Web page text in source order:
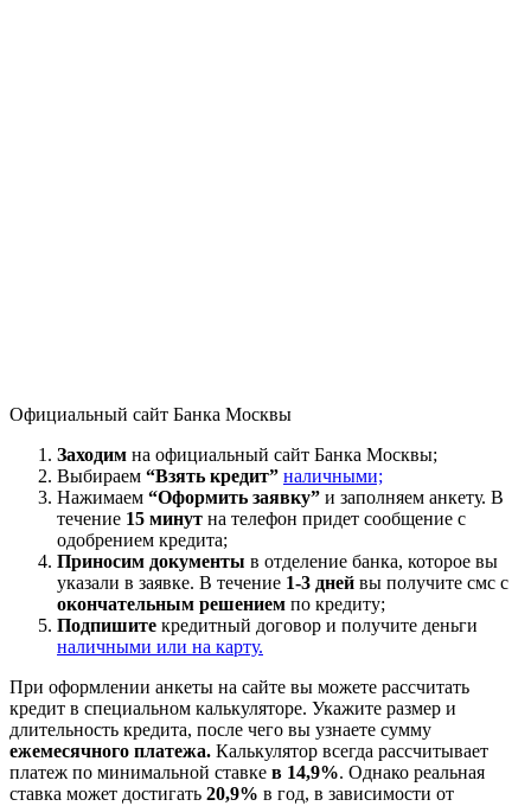
Официальный сайт Банка Москвы
Заходим на официальный сайт Банка Москвы;
Выбираем “Взять кредит” наличными;
Нажимаем “Оформить заявку” и заполняем анкету. В
течение 15 минут на телефон придет сообщение с
одобрением кредита;
Приносим документы в отделение банка, которое вы
указали в заявке. В течение 1-3 дней вы получите смс с
окончательным решением по кредиту;
Подпишите кредитный договор и получите деньги
наличными или на карту.
При оформлении анкеты на сайте вы можете рассчитать
кредит в специальном калькуляторе. Укажите размер и
длительность кредита, после чего вы узнаете сумму
ежемесячного платежа. Калькулятор всегда рассчитывает
платеж по минимальной ставке в 14,9%. Однако реальная
ставка может достигать 20,9% в год, в зависимости от